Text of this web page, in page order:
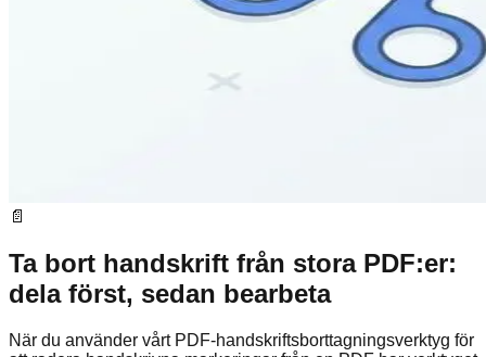
📄
Ta bort handskrift från stora PDF:er:
dela först, sedan bearbeta
När du använder vårt PDF-handskriftsborttagningsverktyg för